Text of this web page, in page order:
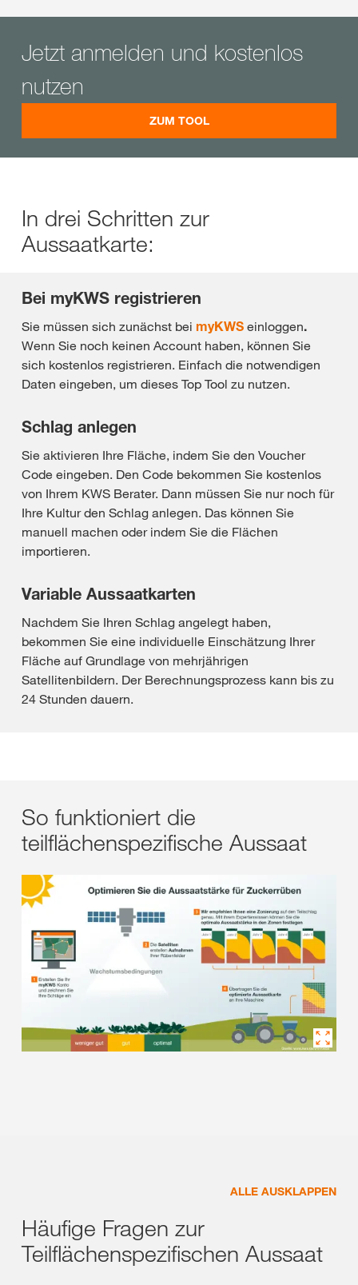
Jetzt anmelden und kostenlos
nutzen
ZUM TOOL
In drei Schritten zur
Aussaatkarte:
Bei myKWS registrieren
Sie müssen sich zunächst bei myKWS einloggen.
Wenn Sie noch keinen Account haben, können Sie
sich kostenlos registrieren. Einfach die notwendigen
Daten eingeben, um dieses Top Tool zu nutzen.
Schlag anlegen
Sie aktivieren Ihre Fläche, indem Sie den Voucher
Code eingeben. Den Code bekommen Sie kostenlos
von Ihrem KWS Berater. Dann müssen Sie nur noch für
Ihre Kultur den Schlag anlegen. Das können Sie
manuell machen oder indem Sie die Flächen
importieren.
Variable Aussaatkarten
Nachdem Sie Ihren Schlag angelegt haben,
bekommen Sie eine individuelle Einschätzung Ihrer
Fläche auf Grundlage von mehrjährigen
Satellitenbildern. Der Berechnungsprozess kann bis zu
24 Stunden dauern.
So funktioniert die
teilflächenspezifische Aussaat
ALLE AUSKLAPPEN
Häufige Fragen zur
Teilflächenspezifischen Aussaat